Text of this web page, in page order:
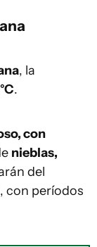
, la
.
con
nieblas,
del
, con períodos